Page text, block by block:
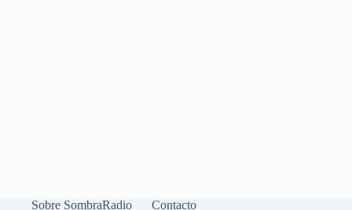
Sobre SombraRadio Contacto